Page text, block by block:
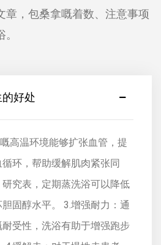
章，包桑拿嘅着数、注意事项
好处
高温环境能够扩张血管，提
环，帮助缓解肌肉紧张同
究表，定期蒸洗浴可以降低
固醇水平。 3.增强耐力：通
受性，洗浴有助于增强跑步